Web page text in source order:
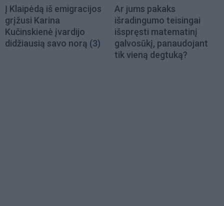
Į Klaipėdą iš emigracijos
grįžusi Karina
Kučinskienė įvardijo
didžiausią savo norą (3)
Ar jums pakaks
išradingumo teisingai
išspręsti matematinį
galvosūkį, panaudojant
tik vieną degtuką?